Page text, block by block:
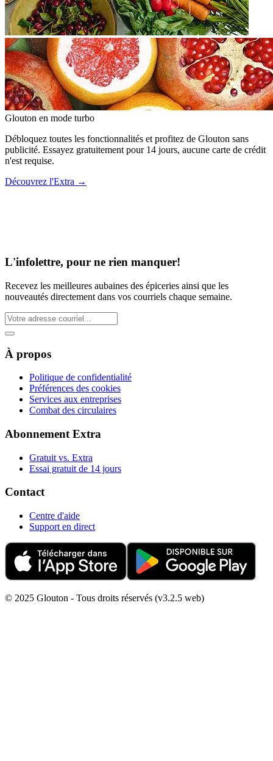
Glouton en mode turbo
Débloquez toutes les fonctionnalités et profitez de Glouton sans
publicité. Essayez gratuitement pour 14 jours, aucune carte de crédit
n'est requise.
Découvrez l'Extra →
L'infolettre, pour ne rien manquer!
Recevez les meilleures aubaines des épiceries ainsi que les
nouveautés directement dans vos courriels chaque semaine.
À propos
Politique de confidentialité
Préférences des cookies
Services aux entreprises
Combat des circulaires
Abonnement Extra
Gratuit vs. Extra
Essai gratuit de 14 jours
Contact
Centre d'aide
Support en direct
© 2025 Glouton - Tous droits réservés (v3.2.5 web)